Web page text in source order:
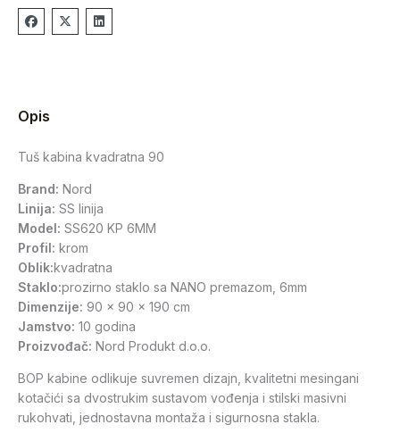
Opis
Tuš kabina kvadratna 90
Brand: Nord
Linija: SS linija
Model: SS620 KP 6MM
Profil: krom
Oblik:kvadratna
Staklo:prozirno staklo sa NANO premazom, 6mm
Dimenzije: 90 x 90 x 190 cm
Jamstvo: 10 godina
Proizvođač: Nord Produkt d.o.o.
BOP kabine odlikuje suvremen dizajn, kvalitetni mesingani
kotačići sa dvostrukim sustavom vođenja i stilski masivni
rukohvati, jednostavna montaža i sigurnosna stakla.